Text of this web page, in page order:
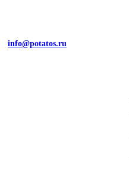
info@potatos.ru